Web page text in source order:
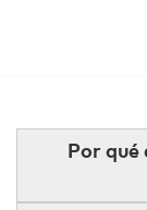
Por